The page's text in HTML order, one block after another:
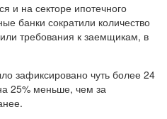
и на секторе ипотечного
банки сократили количество
требования к заемщикам, в
зафиксировано чуть более 24
25% меньше, чем за